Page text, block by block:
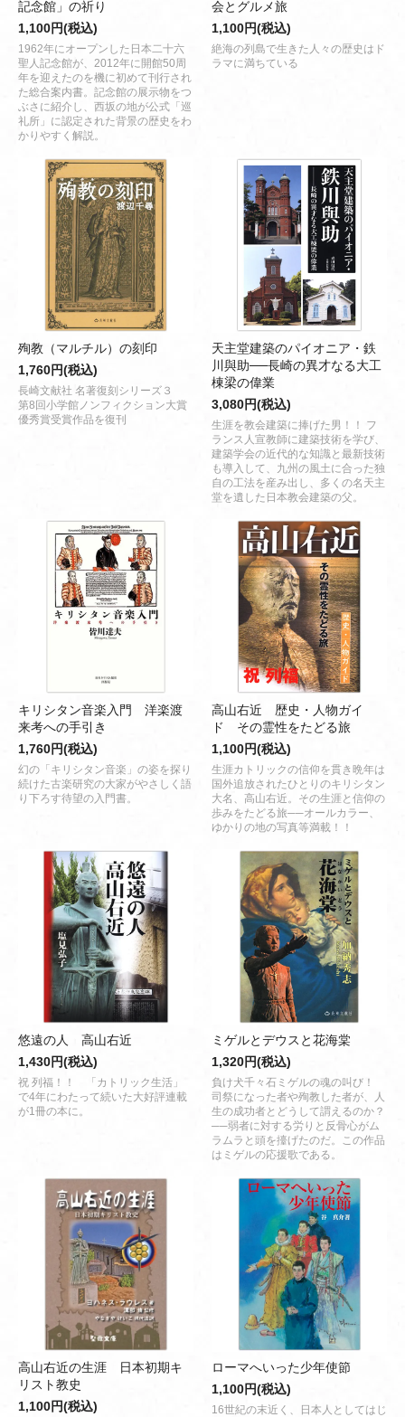
記念館」の祈り
1,100円(税込)
1962年にオープンした日本二十六
聖人記念館が、2012年に開館50周
年を迎えたのを機に初めて刊行され
た総合案内書。記念館の展示物をつ
ぶさに紹介し、西坂の地が公式「巡
礼所」に認定された背景の歴史をわ
かりやすく解説。
会とグルメ旅
1,100円(税込)
絶海の列島で生きた人々の歴史はド
ラマに満ちている
殉教（マルチル）の刻印
1,760円(税込)
長崎文献社 名著復刻シリーズ３
第8回小学館ノンフィクション大賞
優秀賞受賞作品を復刊
天主堂建築のパイオニア・鉄
川與助──長崎の異才なる大工
棟梁の偉業
3,080円(税込)
生涯を教会建築に捧げた男！！ フ
ランス人宣教師に建築技術を学び、
建築学会の近代的な知識と最新技術
も導入して、九州の風土に合った独
自の工法を産み出し、多くの名天主
堂を遺した日本教会建築の父。
キリシタン音楽入門 洋楽渡
来考への手引き
1,760円(税込)
幻の「キリシタン音楽」の姿を探り
続けた古楽研究の大家がやさしく語
り下ろす待望の入門書。
高山右近 歴史・人物ガイ
ド その霊性をたどる旅
1,100円(税込)
生涯カトリックの信仰を貫き晩年は
国外追放されたひとりのキリシタン
大名、高山右近。その生涯と信仰の
歩みをたどる旅──オールカラー、
ゆかりの地の写真等満載！！
悠遠の人 高山右近
1,430円(税込)
祝 列福！！ 「カトリック生活」
で4年にわたって続いた大好評連載
が1冊の本に。
ミゲルとデウスと花海棠
1,320円(税込)
負け犬千々石ミゲルの魂の叫び！
司祭になった者や殉教した者が、人
生の成功者とどうして謂えるのか？
──弱者に対する労りと反骨心がム
ラムラと頭を擡げたのだ。この作品
はミゲルの応援歌である。
高山右近の生涯 日本初期キ
リスト教史
1,100円(税込)
ローマへいった少年使節
1,100円(税込)
16世紀の末近く、日本人としてはじ